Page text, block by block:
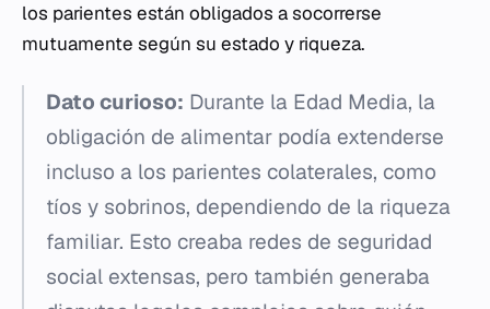
los parientes están obligados a socorrerse
mutuamente según su estado y riqueza.
Dato curioso: Durante la Edad Media, la
obligación de alimentar podía extenderse
incluso a los parientes colaterales, como
tíos y sobrinos, dependiendo de la riqueza
familiar. Esto creaba redes de seguridad
social extensas, pero también generaba